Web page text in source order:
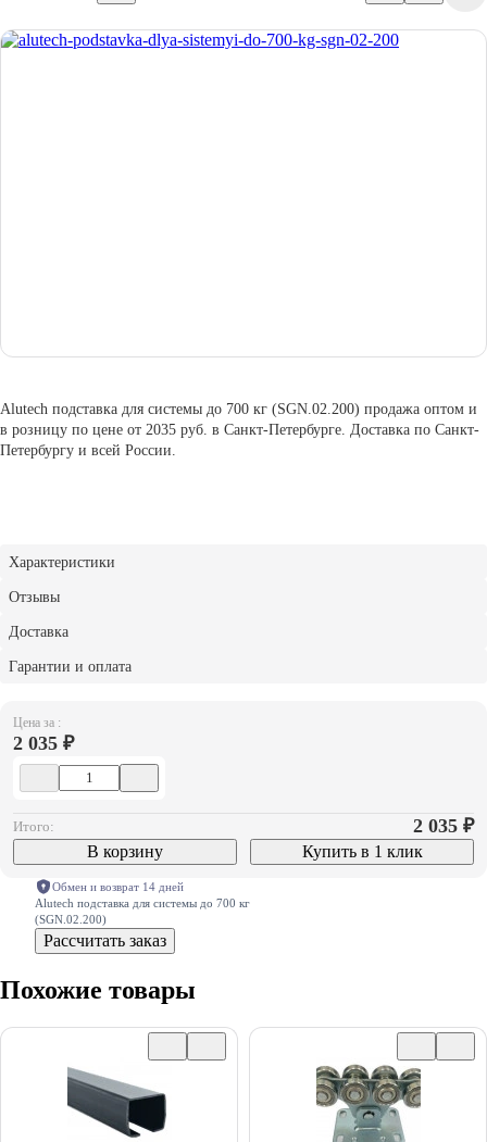
Цена за :
2 035 ₽
Итого: 2 035 ₽
В корзину Купить в 1 клик
Обмен и возврат 14 дней
Alutech подставка для системы до 700 кг
(SGN.02.200)
Рассчитать заказ
Alutech подставка для системы до 700 кг (SGN.02.200) продажа оптом и
в розницу по цене от 2035 руб. в Санкт-Петербурге. Доставка по Санкт-
Петербургу и всей России.
Характеристики
Отзывы
Доставка
Гарантии и оплата
Похожие товары